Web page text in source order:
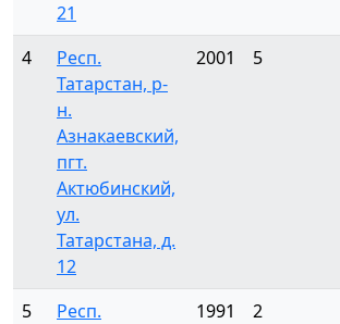
21
4
Респ.
Татарстан, р-
н.
Азнакаевский,
пгт.
Актюбинский,
ул.
Татарстана, д.
12
2001 5
5
Респ.
1991 2